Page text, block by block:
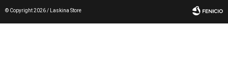
© Copyright 2026 / Laskina Store